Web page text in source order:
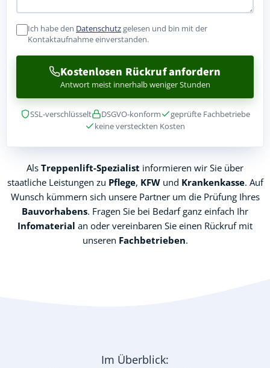
Ich habe den Datenschutzgelesen und bin mit der
Kontaktaufnahme einverstanden.
Kostenlosen Rückruf anfordern
Antwort meist innerhalb weniger Stunden
SSL-verschlüsselt DSGVO-konform
geprüfte Fachbetriebe
keine versteckten Kosten
Als Treppenlift-Spezialist informieren wir Sie über
staatliche Leistungen zu Pflege, KFWund Krankenkasse. Auf
Wunsch kümmern sich unsere Partner um die Prüfung Ihres
Bauvorhabens. Fragen Sie bei Bedarf ganz einfach Ihr
Infomaterial an oder vereinbaren Sie einen Rückruf mit
unseren Fachbetrieben.
Im Überblick: